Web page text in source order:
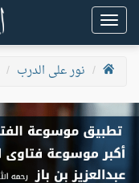
Toggle
navigation
نور على الدرب